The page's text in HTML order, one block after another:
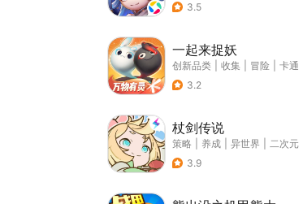
3.5
一起来捉妖
创新品类 收集 冒险
卡通
3.2
杖剑传说
策略 养成 异世界
二次元
3.9